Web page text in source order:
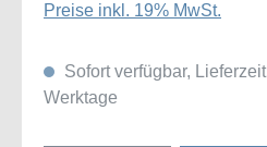
Preise inkl. 19% MwSt.
Sofort verfügbar,
Werktage